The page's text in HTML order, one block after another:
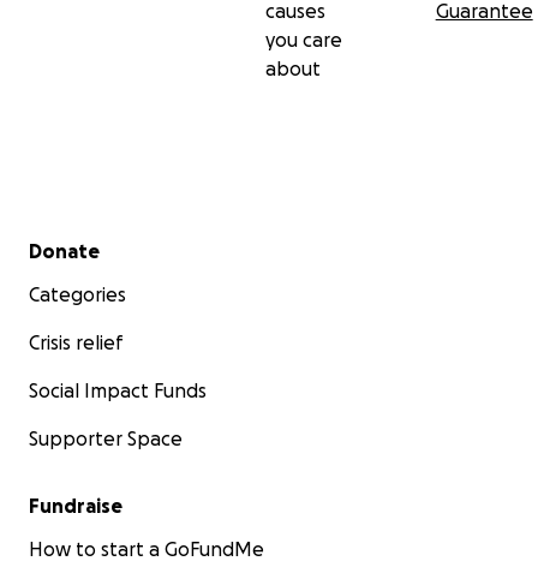
Lebens-Wert e. V. – Weil jedes Leben zählt.
causes
you care
about
Guarantee
Secondary menu
Donate
Categories
Crisis relief
Social Impact Funds
Supporter Space
Fundraise
How to start a GoFundMe